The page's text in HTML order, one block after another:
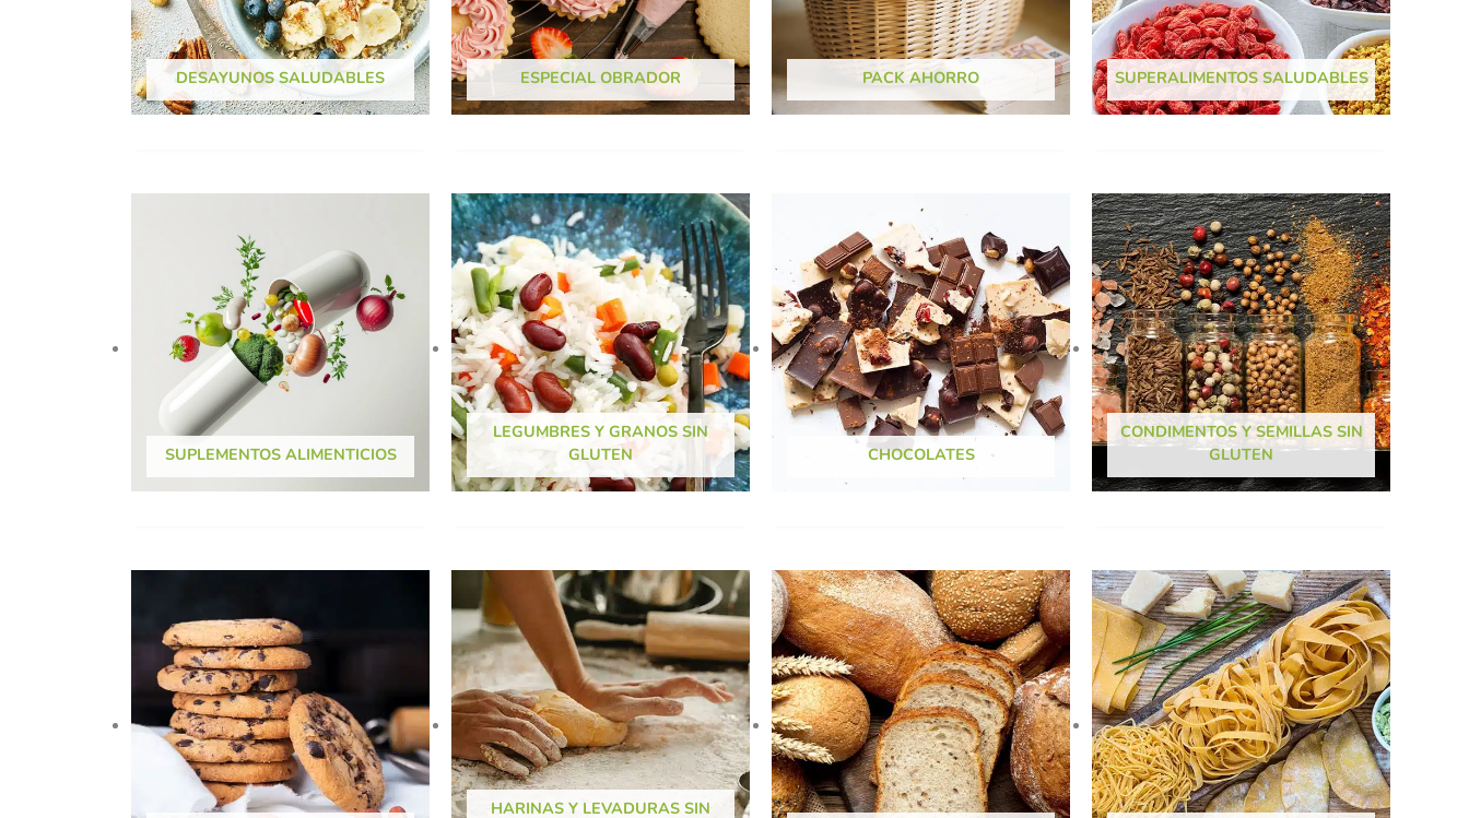
DESAYUNOS SALUDABLES ESPECIAL OBRADOR PACK AHORRO SUPERALIMENTOS SALUDABLES
SUPLEMENTOS ALIMENTICIOS
LEGUMBRES Y GRANOS SIN
GLUTEN
CHOCOLATES
CONDIMENTOS Y SEMILLAS SIN
GLUTEN
HARINAS Y LEVADURAS SIN